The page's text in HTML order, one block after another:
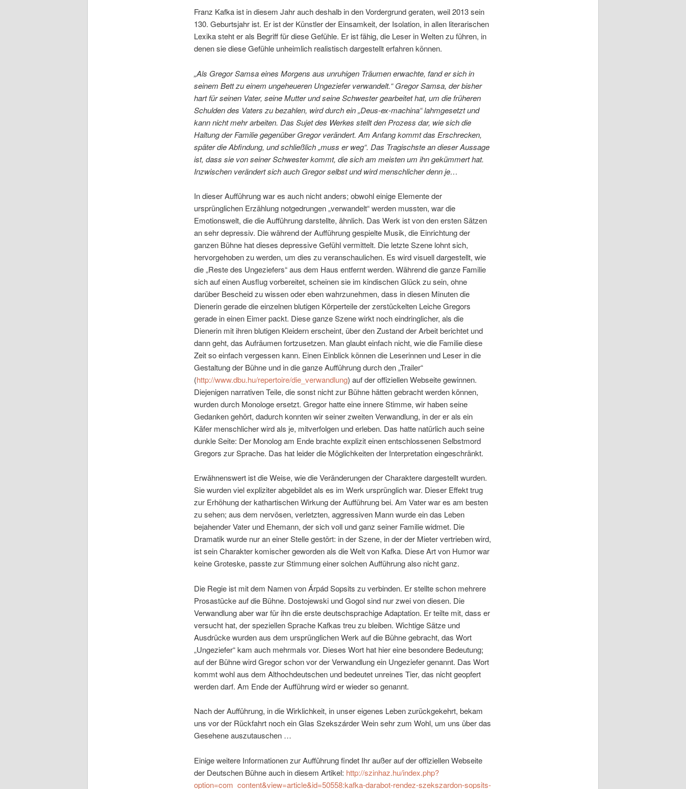
Franz Kafka ist in diesem Jahr auch deshalb in den Vordergrund geraten, weil 2013 sein
130. Geburtsjahr ist. Er ist der Künstler der Einsamkeit, der Isolation, in allen literarischen
Lexika steht er als Begriff für diese Gefühle. Er ist fähig, die Leser in Welten zu führen, in
denen sie diese Gefühle unheimlich realistisch dargestellt erfahren können.
„Als Gregor Samsa eines Morgens aus unruhigen Träumen erwachte, fand er sich in
seinem Bett zu einem ungeheueren Ungeziefer verwandelt.“ Gregor Samsa, der bisher
hart für seinen Vater, seine Mutter und seine Schwester gearbeitet hat, um die früheren
Schulden des Vaters zu bezahlen, wird durch ein „Deus-ex-machina“ lahmgesetzt und
kann nicht mehr arbeiten. Das Sujet des Werkes stellt den Prozess dar, wie sich die
Haltung der Familie gegenüber Gregor verändert. Am Anfang kommt das Erschrecken,
später die Abfindung, und schließlich „muss er weg“. Das Tragischste an dieser Aussage
ist, dass sie von seiner Schwester kommt, die sich am meisten um ihn gekümmert hat.
Inzwischen verändert sich auch Gregor selbst und wird menschlicher denn je…
In dieser Aufführung war es auch nicht anders; obwohl einige Elemente der
ursprünglichen Erzählung notgedrungen „verwandelt“ werden mussten, war die
Emotionswelt, die die Aufführung darstellte, ähnlich. Das Werk ist von den ersten Sätzen
an sehr depressiv. Die während der Aufführung gespielte Musik, die Einrichtung der
ganzen Bühne hat dieses depressive Gefühl vermittelt. Die letzte Szene lohnt sich,
hervorgehoben zu werden, um dies zu veranschaulichen. Es wird visuell dargestellt, wie
die „Reste des Ungeziefers“ aus dem Haus entfernt werden. Während die ganze Familie
sich auf einen Ausflug vorbereitet, scheinen sie im kindischen Glück zu sein, ohne
darüber Bescheid zu wissen oder eben wahrzunehmen, dass in diesen Minuten die
Dienerin gerade die einzelnen blutigen Körperteile der zerstückelten Leiche Gregors
gerade in einen Eimer packt. Diese ganze Szene wirkt noch eindringlicher, als die
Dienerin mit ihren blutigen Kleidern erscheint, über den Zustand der Arbeit berichtet und
dann geht, das Aufräumen fortzusetzen. Man glaubt einfach nicht, wie die Familie diese
Zeit so einfach vergessen kann. Einen Einblick können die Leserinnen und Leser in die
Gestaltung der Bühne und in die ganze Aufführung durch den „Trailer“
(http://www.dbu.hu/repertoire/die_verwandlung) auf der offiziellen Webseite gewinnen.
Diejenigen narrativen Teile, die sonst nicht zur Bühne hätten gebracht werden können,
wurden durch Monologe ersetzt. Gregor hatte eine innere Stimme, wir haben seine
Gedanken gehört, dadurch konnten wir seiner zweiten Verwandlung, in der er als ein
Käfer menschlicher wird als je, mitverfolgen und erleben. Das hatte natürlich auch seine
dunkle Seite: Der Monolog am Ende brachte explizit einen entschlossenen Selbstmord
Gregors zur Sprache. Das hat leider die Möglichkeiten der Interpretation eingeschränkt.
Erwähnenswert ist die Weise, wie die Veränderungen der Charaktere dargestellt wurden.
Sie wurden viel expliziter abgebildet als es im Werk ursprünglich war. Dieser Effekt trug
zur Erhöhung der kathartischen Wirkung der Aufführung bei. Am Vater war es am besten
zu sehen; aus dem nervösen, verletzten, aggressiven Mann wurde ein das Leben
bejahender Vater und Ehemann, der sich voll und ganz seiner Familie widmet. Die
Dramatik wurde nur an einer Stelle gestört: in der Szene, in der der Mieter vertrieben wird,
ist sein Charakter komischer geworden als die Welt von Kafka. Diese Art von Humor war
keine Groteske, passte zur Stimmung einer solchen Aufführung also nicht ganz.
Die Regie ist mit dem Namen von Árpád Sopsits zu verbinden. Er stellte schon mehrere
Prosastücke auf die Bühne. Dostojewski und Gogol sind nur zwei von diesen. Die
Verwandlung aber war für ihn die erste deutschsprachige Adaptation. Er teilte mit, dass er
versucht hat, der speziellen Sprache Kafkas treu zu bleiben. Wichtige Sätze und
Ausdrücke wurden aus dem ursprünglichen Werk auf die Bühne gebracht, das Wort
„Ungeziefer“ kam auch mehrmals vor. Dieses Wort hat hier eine besondere Bedeutung;
auf der Bühne wird Gregor schon vor der Verwandlung ein Ungeziefer genannt. Das Wort
kommt wohl aus dem Althochdeutschen und bedeutet unreines Tier, das nicht geopfert
werden darf. Am Ende der Aufführung wird er wieder so genannt.
Nach der Aufführung, in die Wirklichkeit, in unser eigenes Leben zurückgekehrt, bekam
uns vor der Rückfahrt noch ein Glas Szekszárder Wein sehr zum Wohl, um uns über das
Gesehene auszutauschen …
Einige weitere Informationen zur Aufführung findet Ihr außer auf der offiziellen Webseite
der Deutschen Bühne auch in diesem Artikel: http://szinhaz.hu/index.php?
option=com_content&view=article&id=50558:kafka-darabot-rendez-szekszardon-sopsits-